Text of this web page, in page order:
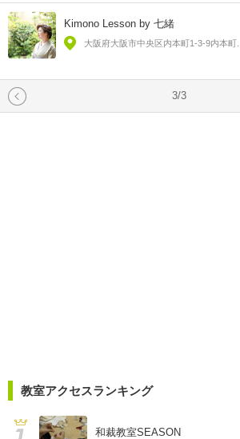
Kimono Lesson by 七緒
大阪府大阪市中央区内本町1-3-9内本町...
3/3
教室アクセスランキング
和裁教室SEASON